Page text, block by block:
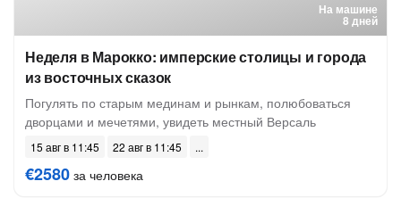
На машине
8 дней
Неделя в Марокко: имперские столицы и города
из восточных сказок
Погулять по старым мединам и рынкам, полюбоваться
дворцами и мечетями, увидеть местный Версаль
15 авг в 11:45 22 авг в 11:45
€2580 за человека